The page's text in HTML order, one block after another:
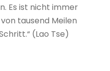
Es ist nicht immer
tausend Meilen
(Lao Tse)